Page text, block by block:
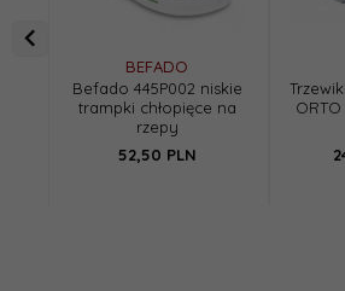
BEFADO
Befado 445P002 niskie
trampki chłopięce na
rzepy
52,50 PLN